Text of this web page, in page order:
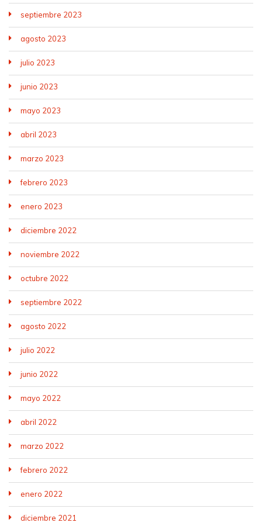
septiembre 2023
agosto 2023
julio 2023
junio 2023
mayo 2023
abril 2023
marzo 2023
febrero 2023
enero 2023
diciembre 2022
noviembre 2022
octubre 2022
septiembre 2022
agosto 2022
julio 2022
junio 2022
mayo 2022
abril 2022
marzo 2022
febrero 2022
enero 2022
diciembre 2021